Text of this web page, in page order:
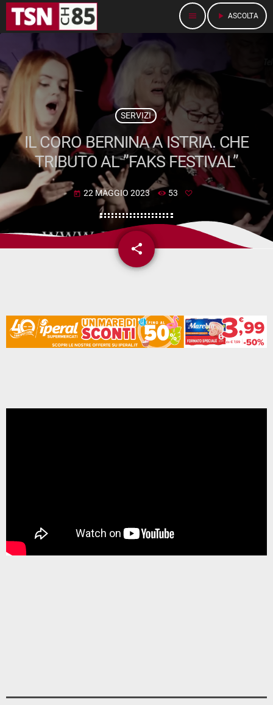
menu play_arrow ASCOLTA
SERVIZI
IL CORO BERNINA A ISTRIA. CHE
TRIBUTO AL ”FAKS FESTIVAL”
today 22 MAGGIO 2023 53
share
email